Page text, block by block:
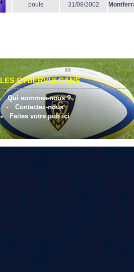
poule 31/08/2002
LES CYBERVULCANS
Qui sommes-nous ?
Contactez-nous
Faites votre pub ici